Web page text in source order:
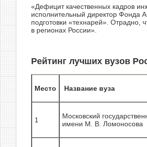
«Дефицит качественных кадров
исполнительный директор Фонда
подготовки «технарей». Отрадно,
в регионах России».
Рейтинг лучших вузов
Место Название вуза
1
Московский
имени М. В. Ломоносова